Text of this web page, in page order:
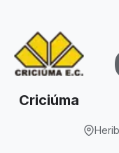
Criciúma